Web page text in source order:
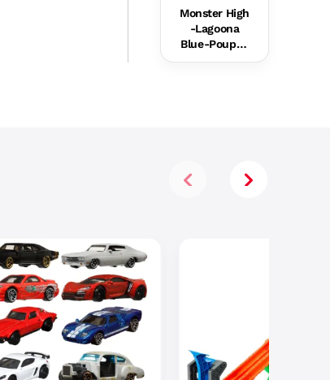
Monster High
-Lagoona
Blue-Poupée
Avec